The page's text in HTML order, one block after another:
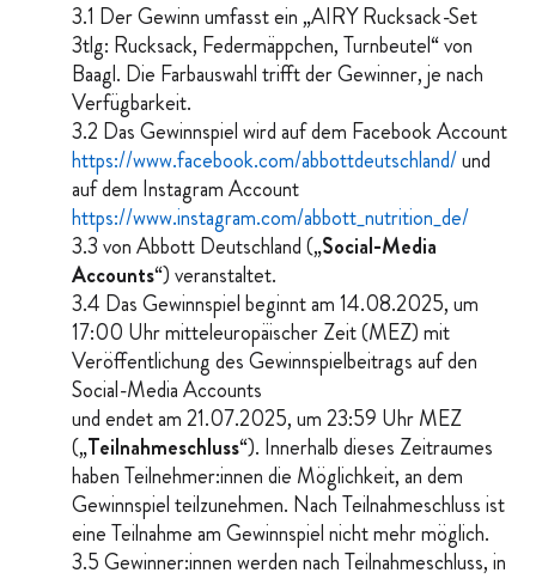
3.1 Der Gewinn umfasst ein „AIRY Rucksack-Set
3tlg: Rucksack, Federmäppchen, Turnbeutel“ von
Baagl. Die Farbauswahl trifft der Gewinner, je nach
Verfügbarkeit.
3.2 Das Gewinnspiel wird auf dem Facebook Account
https://www.facebook.com/abbottdeutschland/und
auf dem Instagram Account
https://www.instagram.com/abbott_nutrition_de/
3.3 von Abbott Deutschland („Social-Media
Accounts“) veranstaltet.
3.4 Das Gewinnspiel beginnt am 14.08.2025, um
17:00 Uhr mitteleuropäischer Zeit (MEZ) mit
Veröffentlichung des Gewinnspielbeitrags auf den
Social-Media Accounts
und endet am 21.07.2025, um 23:59 Uhr MEZ
(„Teilnahmeschluss“). Innerhalb dieses Zeitraumes
haben Teilnehmer:innen die Möglichkeit, an dem
Gewinnspiel teilzunehmen. Nach Teilnahmeschluss ist
eine Teilnahme am Gewinnspiel nicht mehr möglich.
3.5 Gewinner:innen werden nach Teilnahmeschluss, in